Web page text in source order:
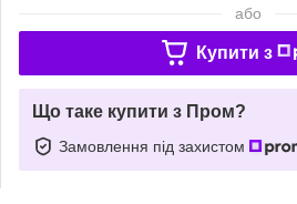
або
Купити з
Що таке купити з Пром?
Замовлення під захистом